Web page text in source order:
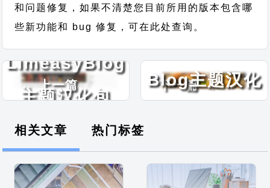
和问题修复，如果不清楚您目前所用的版本包含哪
些新功能和 bug 修复，可在此处查询。
← 上一篇
LimeasyBlog
主题汉化包
下一篇 →
Fourteen
Blog主题汉化
相关文章 热门标签